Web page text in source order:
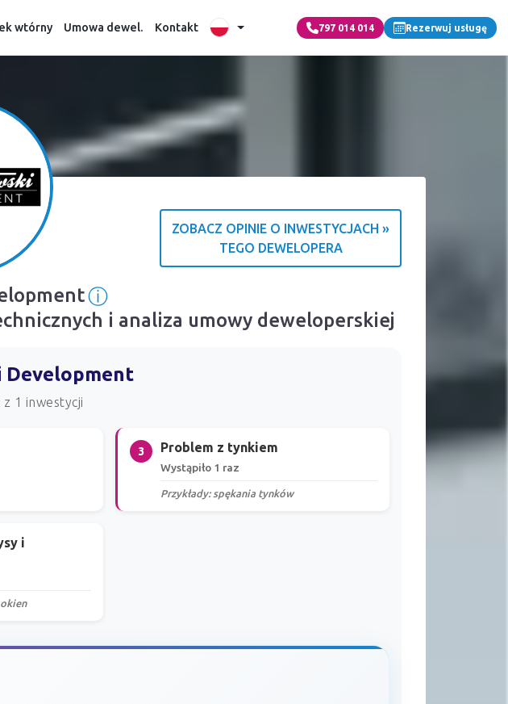
wtórny Umowa dewel. Kontakt 797 014 014 Rezerwuj usługę
ZOBACZ OPINIE O INWESTYCJACH »
TEGO DEWELOPERA
ⓘInformacja o źródle ocen
i analiza umowy deweloperskiej
Development
1 inwestycji
3 Problem z tynkiem
Wystąpiło 1 raz
Przykłady: spękania tynków
i